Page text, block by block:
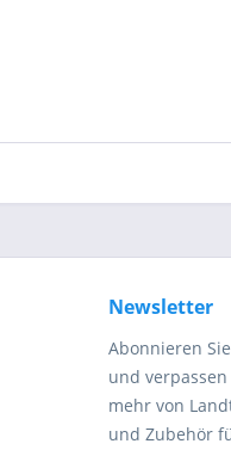
Newsletter
Abonnieren
und
mehr von
und Zubehör